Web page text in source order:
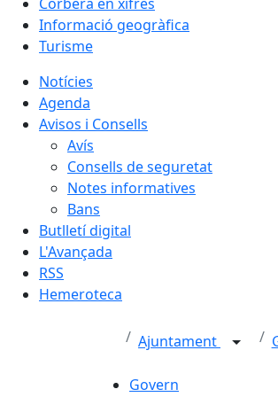
Informació geogràfica
Turisme
Notícies
Agenda
Avisos i Consells
Avís
Consells de seguretat
Notes informatives
Bans
Butlletí digital
L'Avançada
RSS
Hemeroteca
Ajuntament
Govern